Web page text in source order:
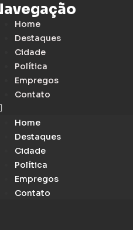
Home
Destaques
Cidade
Política
Empregos
Contato
Home
Destaques
Cidade
Política
Empregos
Contato